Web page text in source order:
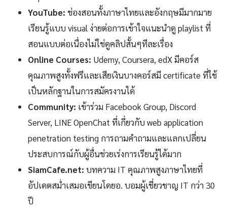
YouTube: ช่องสอนทั้งภาษาไทยและอังกฤษมีมากมาย
เรียนรู้แบบ visual ง่ายต่อการเข้าใจแนะนำดู playlist ที่
สอนแบบต่อเนื่องไม่ใช่ดูคลิปสั้นๆทีละเรื่อง
Online Courses: Udemy, Coursera, edX มีคอร์ส
คุณภาพสูงทั้งฟรีและเสียเงินบางคอร์สมี certificate ที่ใช้
เป็นหลักฐานในการสมัครงานได้
Community: เข้าร่วม Facebook Group, Discord
Server, LINE OpenChat ที่เกี่ยวกับ web application
penetration testing การถามคำถามและแลกเปลี่ยน
ประสบการณ์กับผู้อื่นช่วยเร่งการเรียนรู้ได้มาก
SiamCafe.net: บทความ IT คุณภาพสูงภาษาไทยที่
อัปเดตสม่ำเสมอเขียนโดยอ. บอมผู้เชี่ยวชาญ IT กว่า 30
ปี